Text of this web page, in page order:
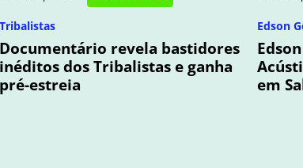
Tribalistas
Documentário revela bastidores
inéditos dos Tribalistas e ganha
pré-estreia
Edson
em